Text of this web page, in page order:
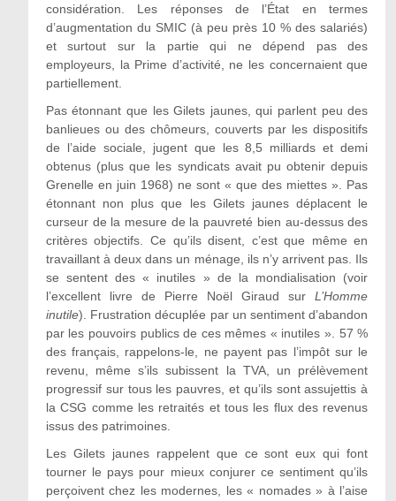
considération. Les réponses de l’État en termes
d’augmentation du SMIC (à peu près 10 % des salariés)
et surtout sur la partie qui ne dépend pas des
employeurs, la Prime d’activité, ne les concernaient que
partiellement.
Pas étonnant que les Gilets jaunes, qui parlent peu des
banlieues ou des chômeurs, couverts par les dispositifs
de l’aide sociale, jugent que les 8,5 milliards et demi
obtenus (plus que les syndicats avait pu obtenir depuis
Grenelle en juin 1968) ne sont « que des miettes ». Pas
étonnant non plus que les Gilets jaunes déplacent le
curseur de la mesure de la pauvreté bien au-dessus des
critères objectifs. Ce qu’ils disent, c’est que même en
travaillant à deux dans un ménage, ils n’y arrivent pas. Ils
se sentent des « inutiles » de la mondialisation (voir
l’excellent livre de Pierre Noël Giraud surL’Homme
inutile). Frustration décuplée par un sentiment d’abandon
par les pouvoirs publics de ces mêmes « inutiles ». 57 %
des français, rappelons-le, ne payent pas l’impôt sur le
revenu, même s’ils subissent la TVA, un prélèvement
progressif sur tous les pauvres, et qu’ils sont assujettis à
la CSG comme les retraités et tous les flux des revenus
issus des patrimoines.
Les Gilets jaunes rappelent que ce sont eux qui font
tourner le pays pour mieux conjurer ce sentiment qu’ils
perçoivent chez les modernes, les « nomades » à l’aise